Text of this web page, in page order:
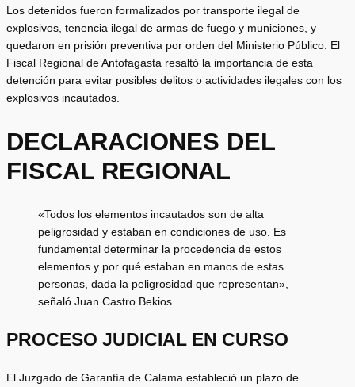
Los detenidos fueron formalizados por transporte ilegal de
explosivos, tenencia ilegal de armas de fuego y municiones, y
quedaron en prisión preventiva por orden del Ministerio Público. El
Fiscal Regional de Antofagasta resaltó la importancia de esta
detención para evitar posibles delitos o actividades ilegales con los
explosivos incautados.
DECLARACIONES DEL
FISCAL REGIONAL
«Todos los elementos incautados son de alta
peligrosidad y estaban en condiciones de uso. Es
fundamental determinar la procedencia de estos
elementos y por qué estaban en manos de estas
personas, dada la peligrosidad que representan»,
señaló Juan Castro Bekios.
PROCESO JUDICIAL EN CURSO
El Juzgado de Garantía de Calama estableció un plazo de